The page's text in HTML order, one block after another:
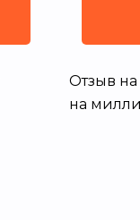
Отзыв на
на